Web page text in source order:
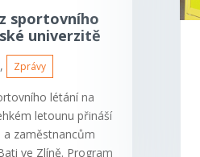
sportovního
univerzitě
, Zprávy
létání na
letounu přináší
zaměstnancům
ve Zlíně. Program